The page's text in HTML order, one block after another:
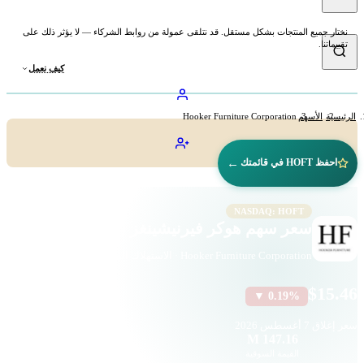
نختار جميع المنتجات بشكل مستقل. قد نتلقى عمولة من روابط الشركاء — لا يؤثر ذلك على
تقييماتنا.
كيف نعمل
الرئيسية الأسهم Hooker Furniture Corporation
احفظ HOFT في قائمتك ←
NASDAQ: HOFT
▼ 0.19%